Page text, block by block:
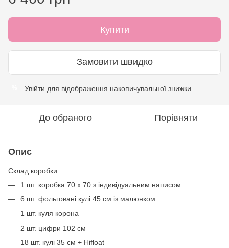
Купити
Замовити швидко
Увійти для відображення накопичувальної знижки
До обраного Порівняти
Опис
Склад коробки:
1 шт. коробка 70 х 70 з індивідуальним написом
6 шт. фольговані кулі 45 см із малюнком
1 шт. куля корона
2 шт. цифри 102 см
18 шт. кулі 35 см + Hifloat